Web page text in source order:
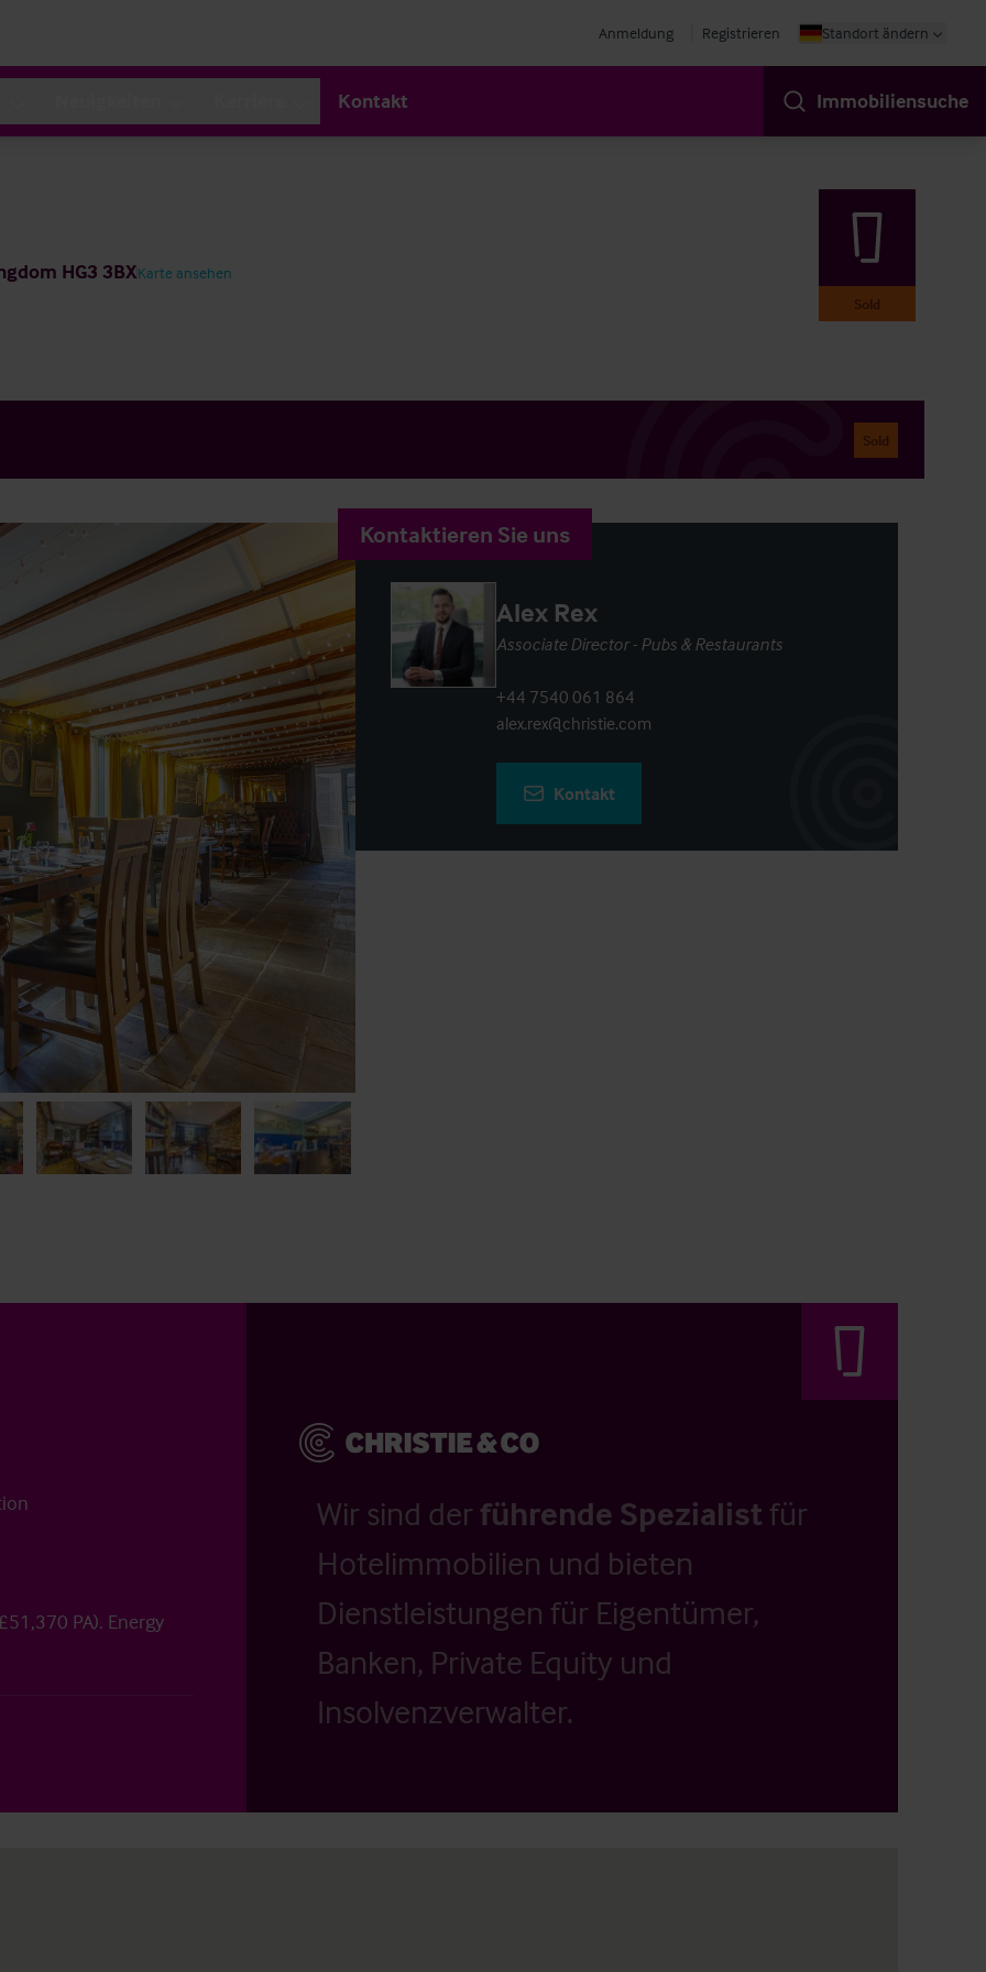
Anmeldung Registrieren Standort ändern
Kontakt Immobiliensuche
HG3 3BXKarte ansehen
Sold
Sold
Kontaktieren Sie uns
Alex Rex
Associate Director - Pubs & Restaurants
+44 7540 061 864
alex.rex@christie.com
Kontakt
PA). Energy
Wir sind der führende Spezialistfür
Hotelimmobilien und bieten
Dienstleistungen für Eigentümer,
Banken, Private Equity und
Insolvenzverwalter.